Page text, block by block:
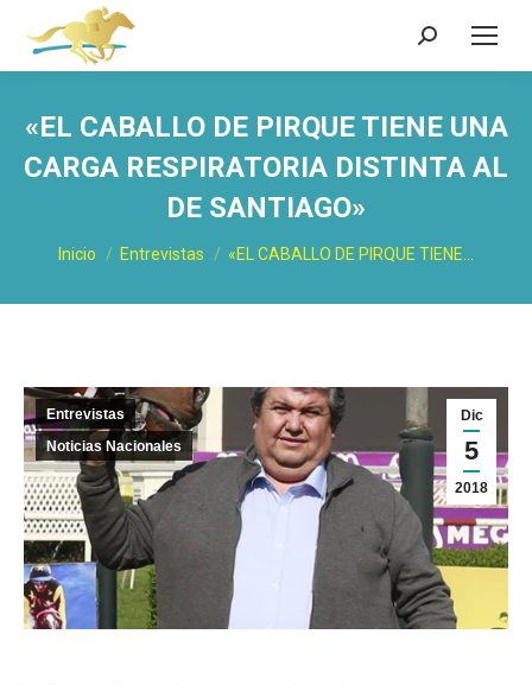
Buscar:
«EL CABALLO DE PIRQUE TIENE UNA
CARGA RESPIRATORIA DISTINTA AL
DE SANTIAGO»
Estás aquí:
Inicio Entrevistas «EL CABALLO DE PIRQUE TIENE…
Dic
5
2018
Entrevistas
Noticias Nacionales